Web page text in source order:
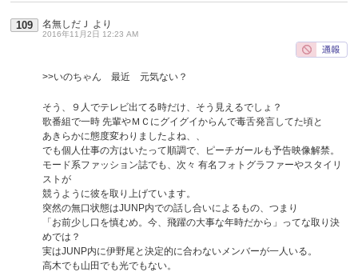
109 名無しだＪ より
2016年11月2日 12:23 AM
>>いのちゃん 最近 元気ない？
そう、９人でテレビ出てる時だけ、そう見えるでしょ？
歌番組で一時 先輩やＭＣにグイグイからんで毒舌発言してた頃と
あきらかに態度変わりましたよね、、
でも個人仕事の方はいたって順調で、ピーチガールも予告映像解禁。
モード系ファッション誌でも、次々 有名フォトグラファーやスタイリ
ストが
競うように彼を取り上げています。
突然の無口状態はJUNP内での話し合いによるもの、つまり
「お前少し口を慎むめ。今、飛躍の大事な年時だから」ってな取り決
めでは？
実はJUNP内に伊野尾と決定的に合わないメンバーが一人いる。
高木でも山田でも光でもない。